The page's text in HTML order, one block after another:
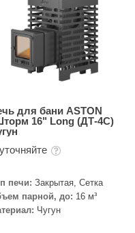
для бани ASTON
16" Long (ДТ-4С)
уточняйте
печи: Закрытая, Сетка
парной, до: 16 м³
Чугун